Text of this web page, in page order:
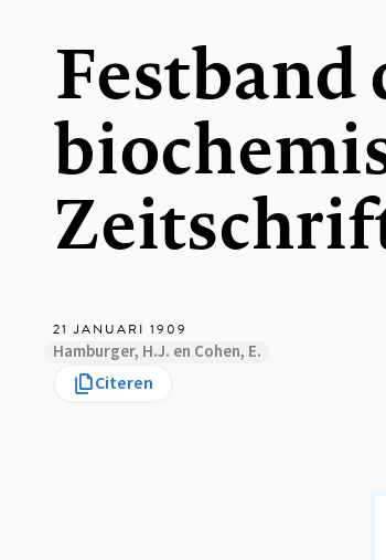
Festband
21 JANUARI 1909
Hamburger, H.J. en Cohen, E.
Citeren